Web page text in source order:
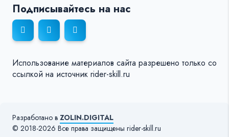
Подписывайтесь на нас
Использование материалов сайта разрешено только со
ссылкой на источник rider-skill.ru
Разработано в ZOLIN.DIGITAL
© 2018-2026 Все права защищены rider-skill.ru